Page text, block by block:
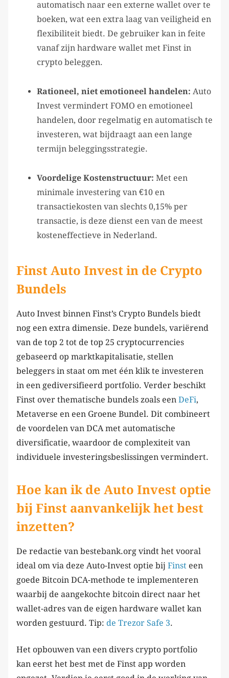
automatisch naar een externe wallet over te
boeken, wat een extra laag van veiligheid en
flexibiliteit biedt. De gebruiker kan in feite
vanaf zijn hardware wallet met Finst in
crypto beleggen.
Rationeel, niet emotioneel handelen: Auto
Invest vermindert FOMO en emotioneel
handelen, door regelmatig en automatisch te
investeren, wat bijdraagt aan een lange
termijn beleggingsstrategie.
Voordelige Kostenstructuur: Met een
minimale investering van €10 en
transactiekosten van slechts 0,15% per
transactie, is deze dienst een van de meest
kosteneffectieve in Nederland.
Finst Auto Invest in de Crypto
Bundels
Auto Invest binnen Finst’s Crypto Bundels biedt
nog een extra dimensie. Deze bundels, variërend
van de top 2 tot de top 25 cryptocurrencies
gebaseerd op marktkapitalisatie, stellen
beleggers in staat om met één klik te investeren
in een gediversifieerd portfolio. Verder beschikt
Finst over thematische bundels zoals een DeFi,
Metaverse en een Groene Bundel. Dit combineert
de voordelen van DCA met automatische
diversificatie, waardoor de complexiteit van
individuele investeringsbeslissingen vermindert.
Hoe kan ik de Auto Invest optie
bij Finst aanvankelijk het best
inzetten?
De redactie van bestebank.org vindt het vooral
ideal om via deze Auto-Invest optie bij Finst een
goede Bitcoin DCA-methode te implementeren
waarbij de aangekochte bitcoin direct naar het
wallet-adres van de eigen hardware wallet kan
worden gestuurd. Tip: de Trezor Safe 3.
Het opbouwen van een divers crypto portfolio
kan eerst het best met de Finst app worden